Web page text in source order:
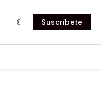
Suscríbete